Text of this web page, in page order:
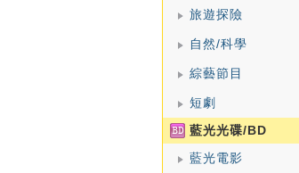
旅遊探險
自然/科學
綜藝節目
短劇
藍光光碟/BD
藍光電影